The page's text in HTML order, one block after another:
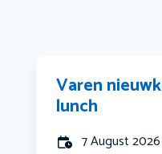
Varen
lunch
7 August 2026